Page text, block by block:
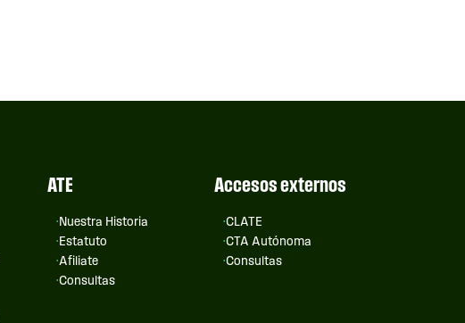
ATE
Nuestra Historia
Estatuto
Afiliate
Consultas
Accesos externos
CLATE
CTA Autónoma
Consultas